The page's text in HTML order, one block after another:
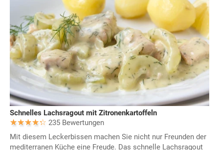
Schnelles Lachsragout mit Zitronenkartoffeln
235 Bewertungen
Mit diesem Leckerbissen machen Sie nicht nur Freunden der
mediterranen Küche eine Freude. Das schnelle Lachsragout